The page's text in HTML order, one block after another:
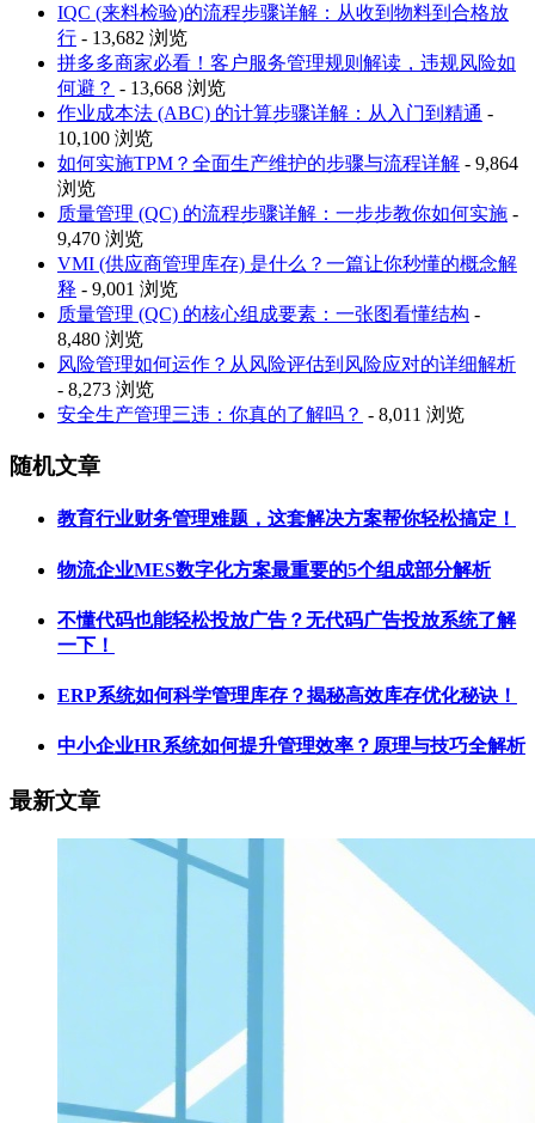
IQC (来料检验)的流程步骤详解：从收到物料到合格放
行 - 13,682 浏览
拼多多商家必看！客户服务管理规则解读，违规风险如
何避？ - 13,668 浏览
作业成本法 (ABC) 的计算步骤详解：从入门到精通 -
10,100 浏览
如何实施TPM？全面生产维护的步骤与流程详解 - 9,864
浏览
质量管理 (QC) 的流程步骤详解：一步步教你如何实施 -
9,470 浏览
VMI (供应商管理库存) 是什么？一篇让你秒懂的概念解
释 - 9,001 浏览
质量管理 (QC) 的核心组成要素：一张图看懂结构 -
8,480 浏览
风险管理如何运作？从风险评估到风险应对的详细解析
- 8,273 浏览
安全生产管理三违：你真的了解吗？ - 8,011 浏览
随机文章
教育行业财务管理难题，这套解决方案帮你轻松搞定！
物流企业MES数字化方案最重要的5个组成部分解析
不懂代码也能轻松投放广告？无代码广告投放系统了解
一下！
ERP系统如何科学管理库存？揭秘高效库存优化秘诀！
中小企业HR系统如何提升管理效率？原理与技巧全解析
最新文章